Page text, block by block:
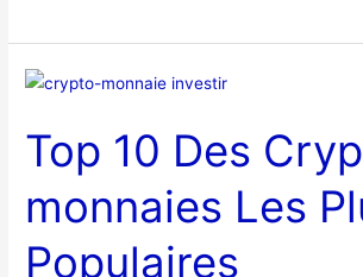
Top 10 Des
monnaies Les
Populaires
Top
Des
Crypto-
monnaies
Plus